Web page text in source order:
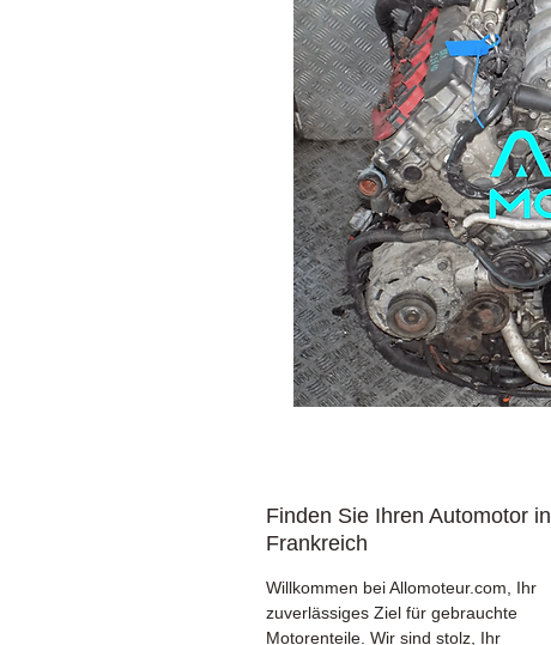
Finden Sie Ihren Automotor in
Frankreich
Willkommen bei Allomoteur.com, Ihr
zuverlässiges Ziel für gebrauchte
Motorenteile. Wir sind stolz, Ihr